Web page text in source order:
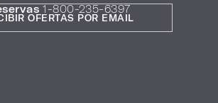
1-800-235-6397
OFERTAS POR EMAIL